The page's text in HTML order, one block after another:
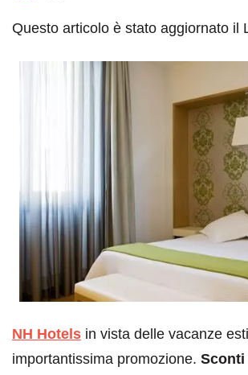
Questo articolo è stato aggiornato il
NH Hotels in vista delle vacanze
importantissima promozione. Sconti